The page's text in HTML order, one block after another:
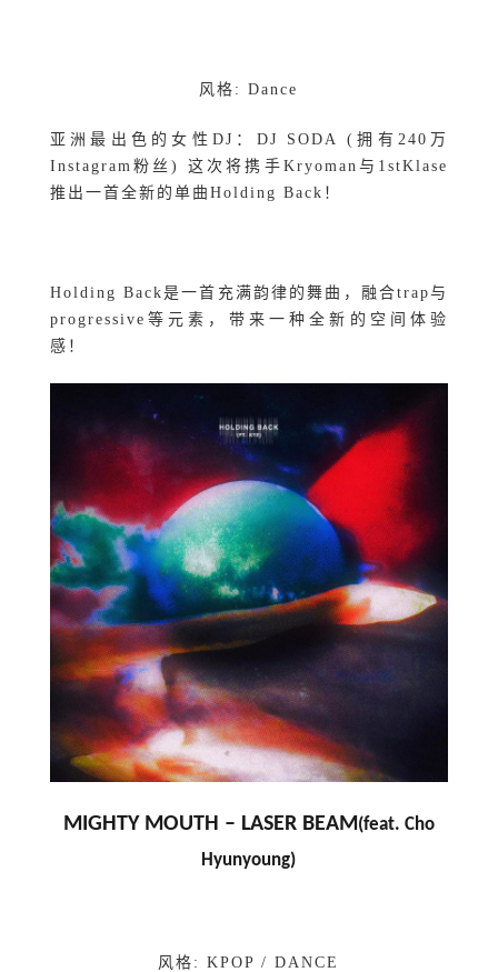
风格: Dance
亚洲最出色的女性DJ：DJ SODA (拥有240万
Instagram粉丝) 这次将携手Kryoman与1stKlase
推出一首全新的单曲Holding Back！
Holding Back是一首充满韵律的舞曲，融合trap与
progressive等元素，带来一种全新的空间体验
感！
MIGHTY MOUTH – LASER BEAM (feat. Cho
Hyunyoung)
风格: KPOP / DANCE